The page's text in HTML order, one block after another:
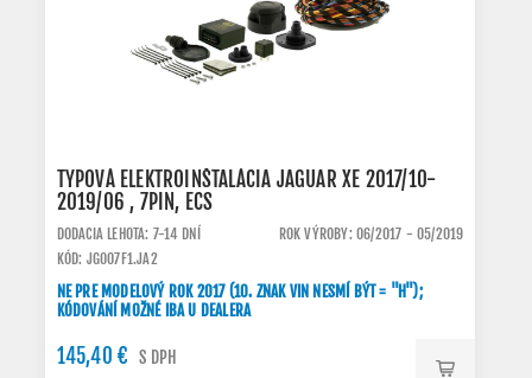
TYPOVÁ ELEKTROINŠTALÁCIA JAGUAR XE 2017/10-
2019/06 , 7PIN, ECS
DODACIA LEHOTA: 7-14 DNÍ
ROK VÝROBY: 06/2017 - 05/2019
KÓD: JG007F1.JA2
NE PRE MODELOVÝ ROK 2017 (10. ZNAK VIN NESMÍ BÝT = "H");
KÓDOVÁNÍ MOŽNÉ IBA U DEALERA
145,40 € S DPH